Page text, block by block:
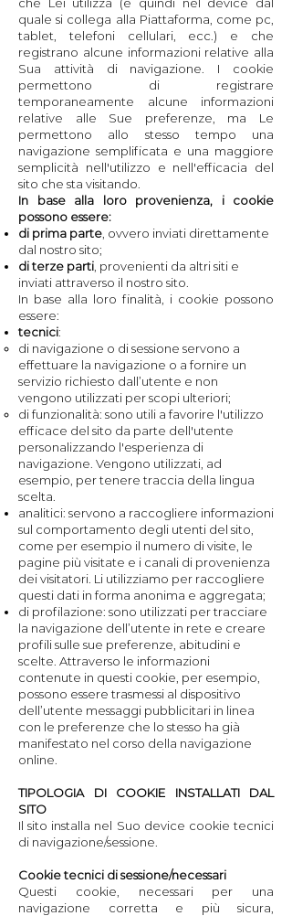
quale si collega alla Piattaforma, come pc,
tablet, telefoni cellulari, ecc.) e che
registrano alcune informazioni relative alla
Sua attività di navigazione. I cookie
permettono di registrare
temporaneamente alcune informazioni
relative alle Sue preferenze, ma Le
permettono allo stesso tempo una
navigazione semplificata e una maggiore
semplicità nell'utilizzo e nell'efficacia del
sito che sta visitando.
In base alla loro provenienza, i cookie
possono essere:
di prima parte , ovvero inviati direttamente
dal nostro sito;
di terze parti , provenienti da altri siti e
inviati attraverso il nostro sito.
In base alla loro finalità, i cookie possono
essere:
tecnici:
di navigazione o di sessione servono a
effettuare la navigazione o a fornire un
servizio richiesto dall’utente e non
vengono utilizzati per scopi ulteriori;
di funzionalità: sono utili a favorire l'utilizzo
efficace del sito da parte dell'utente
personalizzando l'esperienza di
navigazione. Vengono utilizzati, ad
esempio, per tenere traccia della lingua
scelta.
analitici: servono a raccogliere informazioni
sul comportamento degli utenti del sito,
come per esempio il numero di visite, le
pagine più visitate e i canali di provenienza
dei visitatori. Li utilizziamo per raccogliere
questi dati in forma anonima e aggregata;
di profilazione: sono utilizzati per tracciare
la navigazione dell’utente in rete e creare
profili sulle sue preferenze, abitudini e
scelte. Attraverso le informazioni
contenute in questi cookie, per esempio,
possono essere trasmessi al dispositivo
dell’utente messaggi pubblicitari in linea
con le preferenze che lo stesso ha già
manifestato nel corso della navigazione
online.​
TIPOLOGIA DI COOKIE INSTALLATI DAL
SITO
Il sito installa nel Suo device cookie tecnici
di navigazione/sessione.
Cookie tecnici di sessione/necessari
Questi cookie, necessari per una
navigazione corretta e più sicura,